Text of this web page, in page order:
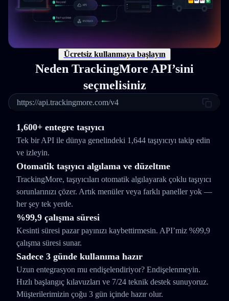
Ücretsiz kullanmaya başlayın
Neden TrackingMore API’sini
seçmelisiniz
https://api.trackingmore.com/v4
1,600+ entegre taşıyıcı
Tek bir API ile dünya genelindeki 1,644 taşıyıcıyı takip edin
ve izleyin.
Otomatik taşıyıcı algılama ve düzeltme
TrackingMore, taşıyıcıları otomatik algılayarak çoklu taşıyıcı
sorunlarınızı çözer. Artık menüler veya farklı paneller yok —
her şey tek yerde.
%99,9 çalışma süresi
Kesinti süresi pazar payınızı kaybettirmesin. API’miz %99,9
çalışma süresi sunar.
Sadece 3 günde kullanıma hazır
Uzun entegrasyon mu endişelendiriyor? Endişelenmeyin.
Hızlı başlangıç kılavuzları ve 7/24 teknik destek sunuyoruz.
Müşterilerimizin çoğu 3 gün içinde hazır olur.